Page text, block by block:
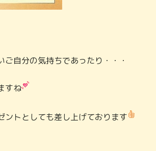
自分の気持ちであったり・・・
すね
ントとしても差し上げております